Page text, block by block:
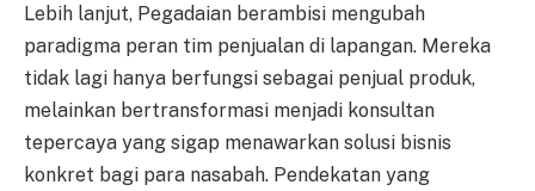
Lebih lanjut, Pegadaian berambisi mengubah
paradigma peran tim penjualan di lapangan. Mereka
tidak lagi hanya berfungsi sebagai penjual produk,
melainkan bertransformasi menjadi konsultan
tepercaya yang sigap menawarkan solusi bisnis
konkret bagi para nasabah. Pendekatan yang